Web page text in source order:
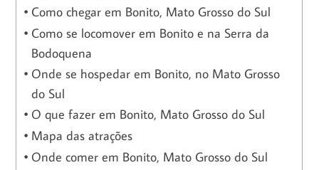
Como chegar em Bonito, Mato Grosso do Sul
Como se locomover em Bonito e na Serra da
Bodoquena
Onde se hospedar em Bonito, no Mato Grosso
do Sul
O que fazer em Bonito, Mato Grosso do Sul
Mapa das atrações
Onde comer em Bonito, Mato Grosso do Sul